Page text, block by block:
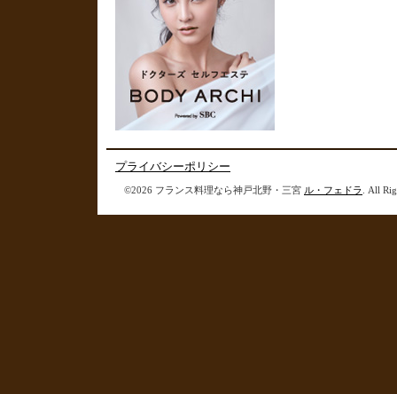
プライバシーポリシー
©2026 フランス料理なら神戸北野・三宮 ル・フェドラ . All